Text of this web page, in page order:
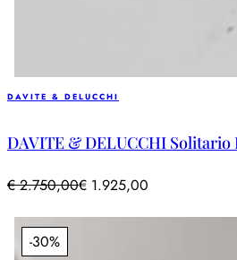
DAVITE & DELUCCHI
DAVITE & DELUCCHI
€2.750,00€ 1.925,00
-30%